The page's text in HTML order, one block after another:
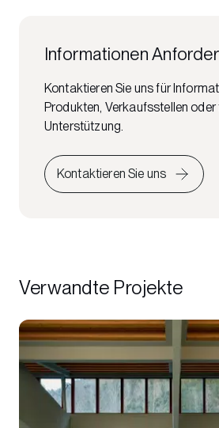
Informationen
Kontaktieren Sie uns für
Produkten, Verkaufsstellen
Unterstützung.
Kontaktieren Sie uns
Verwandte Projekte